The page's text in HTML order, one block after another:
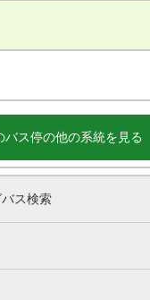
バス停の他の系統を見る
ス検索